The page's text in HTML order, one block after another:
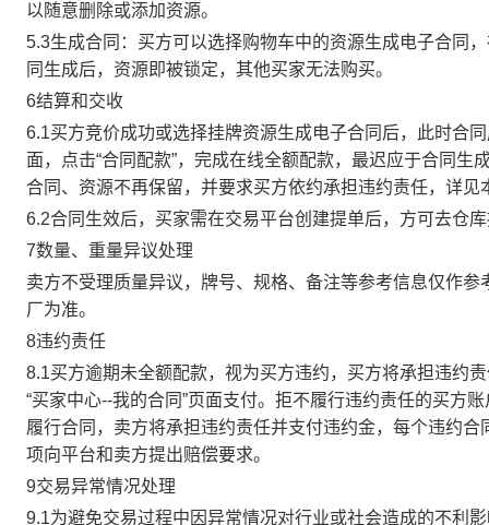
以随意删除或添加资源。
5.3生成合同：买方可以选择购物车中的资源生成电子合同
同生成后，资源即被锁定，其他买家无法购买。
6结算和交收
6.1买方竞价成功或选择挂牌资源生成电子合同后，此时合
面，点击“合同配款”，完成在线全额配款，最迟应于合同
合同、资源不再保留，并要求买方依约承担违约责任，详见
6.2合同生效后，买家需在交易平台创建提单后，方可去仓
7数量、重量异议处理
卖方不受理质量异议，牌号、规格、备注等参考信息仅作
厂为准。
8违约责任
8.1买方逾期未全额配款，视为买方违约，买方将承担违约
“买家中心--我的合同”页面支付。拒不履行违约责任的买方
履行合同，卖方将承担违约责任并支付违约金，每个违约
项向平台和卖方提出赔偿要求。
9交易异常情况处理
9.1为避免交易过程中因异常情况对行业或社会造成的不利